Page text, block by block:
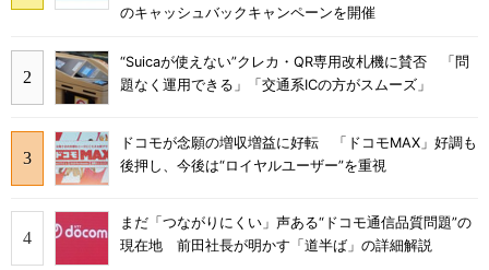
のキャッシュバックキャンペーンを開催
“Suicaが使えない”クレカ・QR専用改札機に賛否 「問
題なく運用できる」「交通系ICの方がスムーズ」
ドコモが念願の増収増益に好転 「ドコモMAX」好調も
後押し、今後は“ロイヤルユーザー”を重視
まだ「つながりにくい」声ある“ドコモ通信品質問題”の
現在地 前田社長が明かす「道半ば」の詳細解説